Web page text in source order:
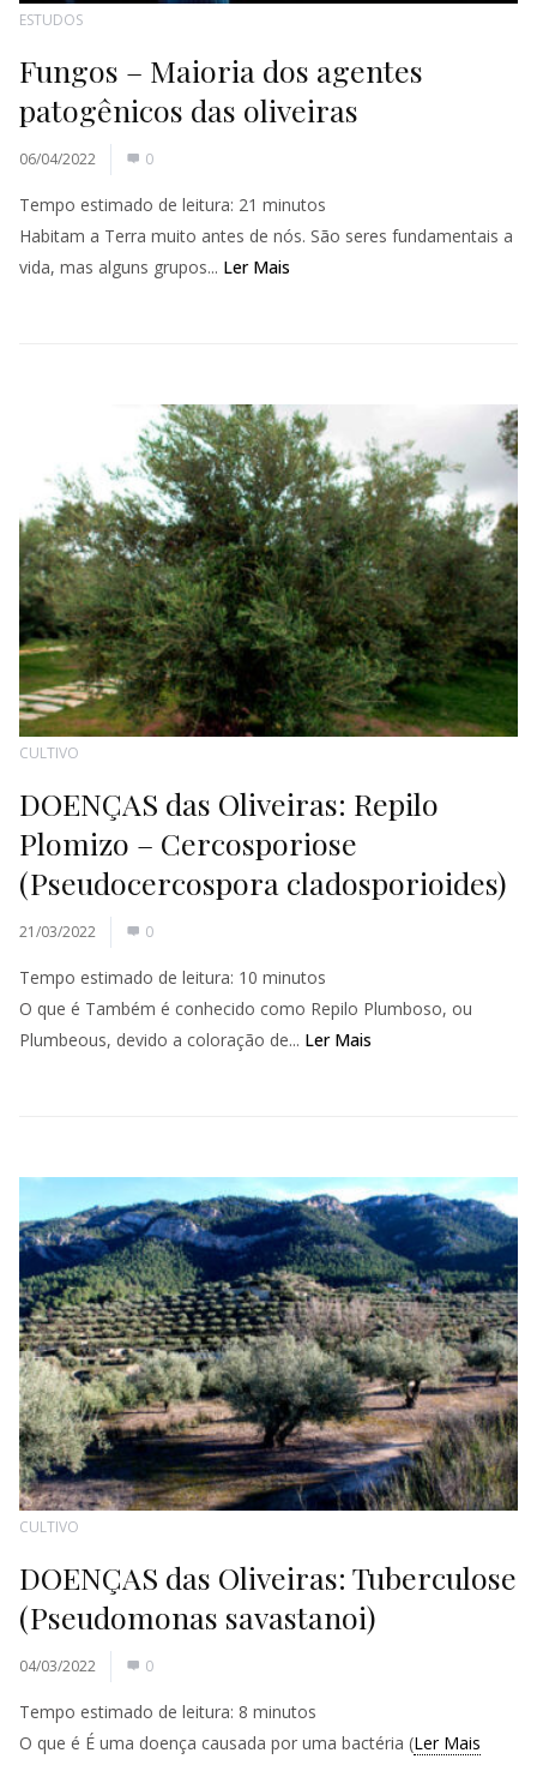
ESTUDOS
Fungos – Maioria dos agentes
patogênicos das oliveiras
06/04/2022 0
Tempo estimado de leitura: 21 minutos
Habitam a Terra muito antes de nós. São seres fundamentais a
vida, mas alguns grupos... Ler Mais
CULTIVO
DOENÇAS das Oliveiras: Repilo
Plomizo – Cercosporiose
(Pseudocercospora cladosporioides)
21/03/2022 0
Tempo estimado de leitura: 10 minutos
O que é Também é conhecido como Repilo Plumboso, ou
Plumbeous, devido a coloração de... Ler Mais
CULTIVO
DOENÇAS das Oliveiras: Tuberculose
(Pseudomonas savastanoi)
04/03/2022 0
Tempo estimado de leitura: 8 minutos
O que é É uma doença causada por uma bactéria (Ler Mais